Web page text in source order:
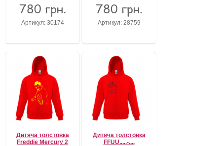
780 грн.
Артикул: 30174
780 грн.
Артикул: 28759
Дитяча толстовка
Freddie Mercury 2
Дитяча толстовка
FFUU.....-....